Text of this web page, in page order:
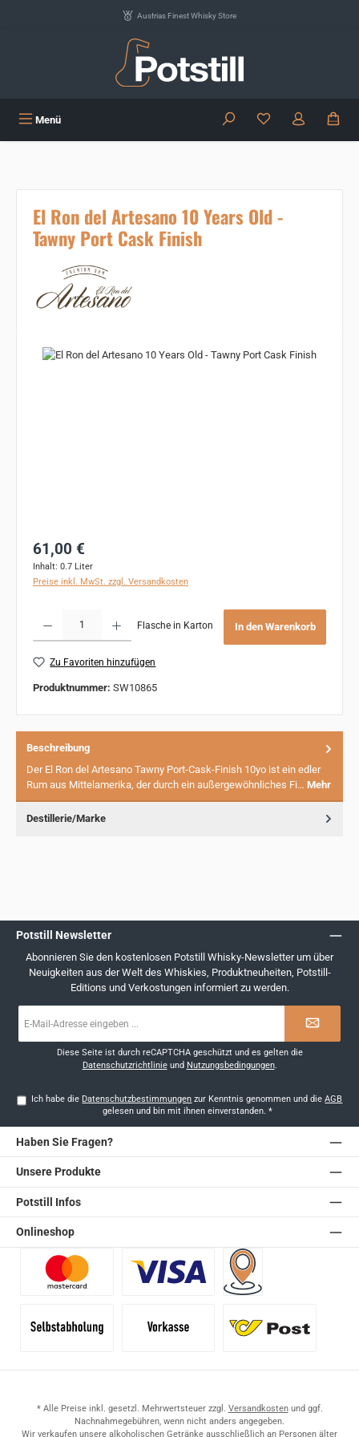
Austrias Finest Whisky Store
Menü Du hast 0
El Ron del Artesano 10 Years Old -
Tawny Port Cask Finish
Bildergalerie überspringen
Regulärer Preis:
61,00 €
Inhalt: 0.7 Liter
Preise inkl. MwSt. zzgl. Versandkosten
Flasche in Karton In den Warenkorb
Zu Favoriten hinzufügen
Produktnummer: SW10865
Beschreibung
Der El Ron del Artesano Tawny Port-Cask-Finish 10yo ist ein edler
Rum aus Mittelamerika, der durch ein außergewöhnliches Fi… Mehr
Destillerie/Marke
Potstill Newsletter
Abonnieren Sie den kostenlosen Potstill Whisky-Newsletter um über
Neuigkeiten aus der Welt des Whiskies, Produktneuheiten, Potstill-
Editions und Verkostungen informiert zu werden.
Mail-
Diese Seite ist durch reCAPTCHA geschützt und es gelten die
Datenschutzrichtlinieund Nutzungsbedingungen.
Ich habe die Datenschutzbestimmungen zur Kenntnis genommen und dieAGB
gelesen und bin mit ihnen einverstanden. *
Haben Sie Fragen?
Unsere Produkte
Potstill Infos
Onlineshop
* Alle Preise inkl. gesetzl. Mehrwertsteuer zzgl. Versandkostenund ggf.
Nachnahmegebühren, wenn nicht anders angegeben.
Wir verkaufen unsere alkoholischen Getränke ausschließlich an Personen älter